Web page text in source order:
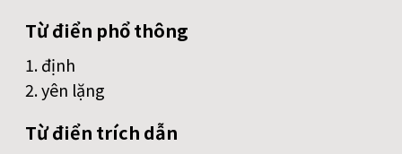
Từ điển phổ thông
1. định
2. yên lặng
Từ điển trích dẫn